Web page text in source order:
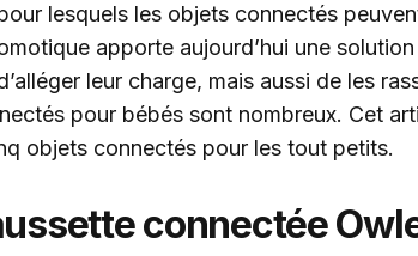
lesquels les objets connectés
apporte aujourd’hui une
leur charge, mais aussi de les
pour bébés sont nombreux. Cet
objets connectés pour les tout petits.
connectée